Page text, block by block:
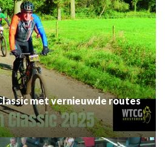
Vasser Heuvelen Classic met vernieuwde routes